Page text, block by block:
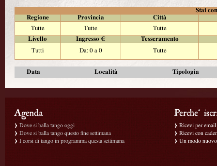
Stai
Regione
Provincia
Città
Tutte
Tutte
Tutte
Livello
Ingresso €
Tesseramento
Tutti
Da: 0 a 0 Tutte
Data Località Tipologia
Dove si balla tango oggi
Dove si balla tango questo fine settimana
I corsi di tango in programma questa settimana
Ricevi per
Ricevi con
Un modo